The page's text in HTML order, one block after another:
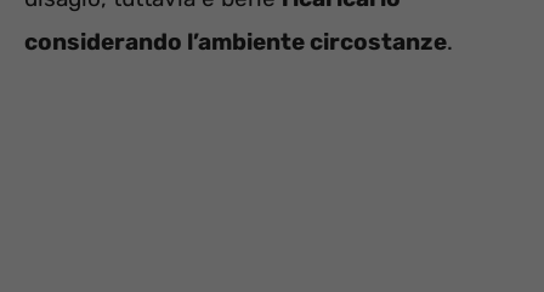
considerando l’ambiente circostanze.